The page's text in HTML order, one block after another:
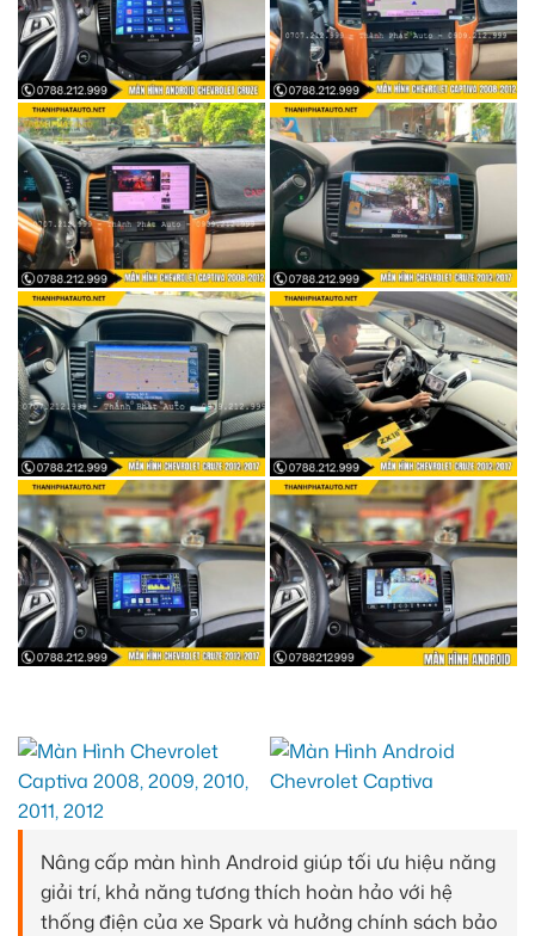
Nâng cấp màn hình Android giúp tối ưu hiệu năng
giải trí, khả năng tương thích hoàn hảo với hệ
thống điện của xe Spark và hưởng chính sách bảo